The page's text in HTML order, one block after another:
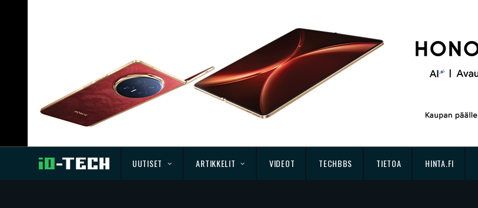
UUTISET ARTIKKELIT VIDEOT TECHBBS TIETOA HINTA.FI